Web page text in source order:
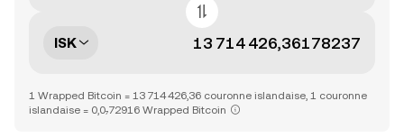
ISK
1 Wrapped Bitcoin = 13 714 426,36 couronne islandaise, 1 couronne
islandaise = 0,0₇72916 Wrapped Bitcoin